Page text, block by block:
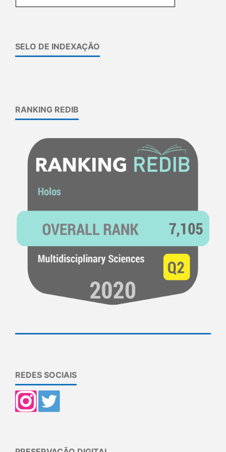
SELO DE INDEXAÇÃO
RANKING REDIB
REDES SOCIAIS